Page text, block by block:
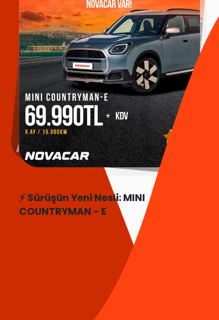
⚡ Sürüşün Yeni Nesli: MINI
COUNTRYMAN - E